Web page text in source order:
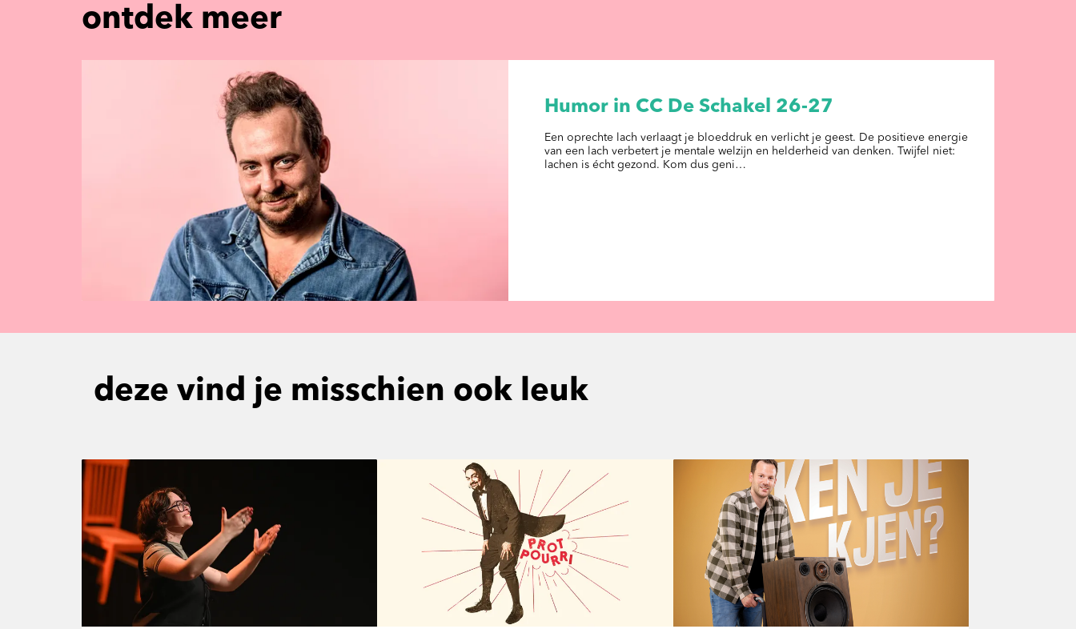
ontdek meer
Humor in CC De Schakel 26-27
Een oprechte lach verlaagt je bloeddruk en verlicht je geest. De positieve energie
van een lach verbetert je mentale welzijn en helderheid van denken. Twijfel niet:
lachen is écht gezond. Kom dus geni…
deze vind je misschien ook leuk